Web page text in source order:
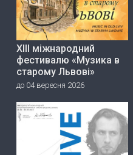
ХІІІ міжнародний
фестивалю «Музика в
старому Львові»
до 04 вересня 2026